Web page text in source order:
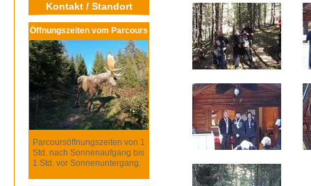
Kontakt / Standort
Öffnungszeiten vom Parcours
Parcoursöffnungszeiten von 1
Std. nach Sonnenaufgang bis
1 Std. vor Sonnenuntergang.